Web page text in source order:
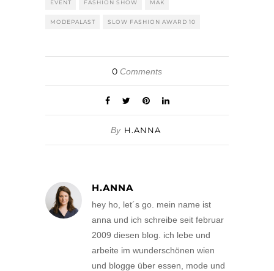
EVENT FASHION SHOW MAK
MODEPALAST SLOW FASHION AWARD 10
0 Comments
By H.ANNA
H.ANNA
hey ho, let´s go. mein name ist
anna und ich schreibe seit februar
2009 diesen blog. ich lebe und
arbeite im wunderschönen wien
und blogge über essen, mode und